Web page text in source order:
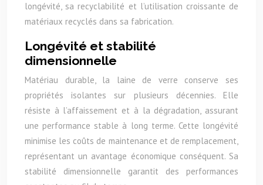
longévité, sa recyclabilité et l’utilisation croissante de
matériaux recyclés dans sa fabrication.
Longévité et stabilité
dimensionnelle
Matériau durable, la laine de verre conserve ses
propriétés isolantes sur plusieurs décennies. Elle
résiste à l’affaissement et à la dégradation, assurant
une performance stable à long terme. Cette longévité
minimise les coûts de maintenance et de remplacement,
représentant un avantage économique conséquent. Sa
stabilité dimensionnelle garantit des performances